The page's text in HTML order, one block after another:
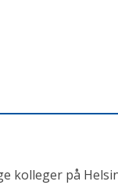
kolleger på